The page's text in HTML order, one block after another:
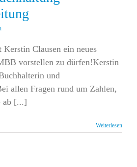
Clausen ein neues
vorstellen zu dürfen!Kerstin
und
allen Fragen rund um Zahlen,
ab [...]
Weiterlesen